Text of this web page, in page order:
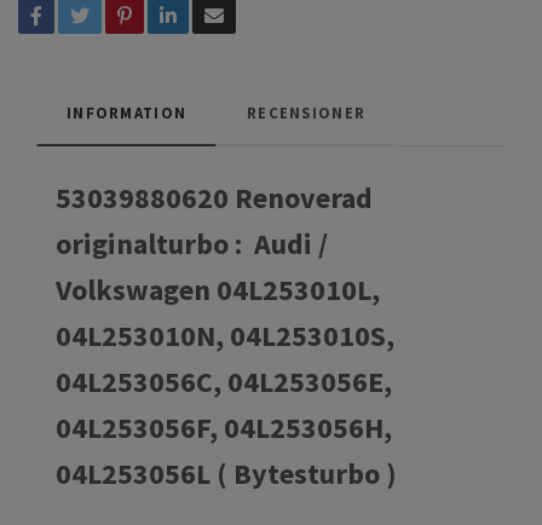
INFORMATION RECENSIONER
53039880620 Renoverad
originalturbo : Audi /
Volkswagen 04L253010L,
04L253010N, 04L253010S,
04L253056C, 04L253056E,
04L253056F, 04L253056H,
04L253056L ( Bytesturbo )